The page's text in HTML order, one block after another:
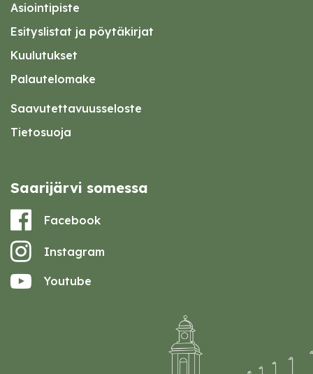
Asiointipiste
Esityslistat ja pöytäkirjat
Kuulutukset
Palautelomake
Saavutettavuusseloste
Tietosuoja
Saarijärvi somessa
Facebook
Instagram
Youtube